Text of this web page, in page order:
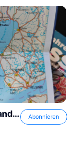
henry-und-cynthia-in-skandinavien Abonnieren